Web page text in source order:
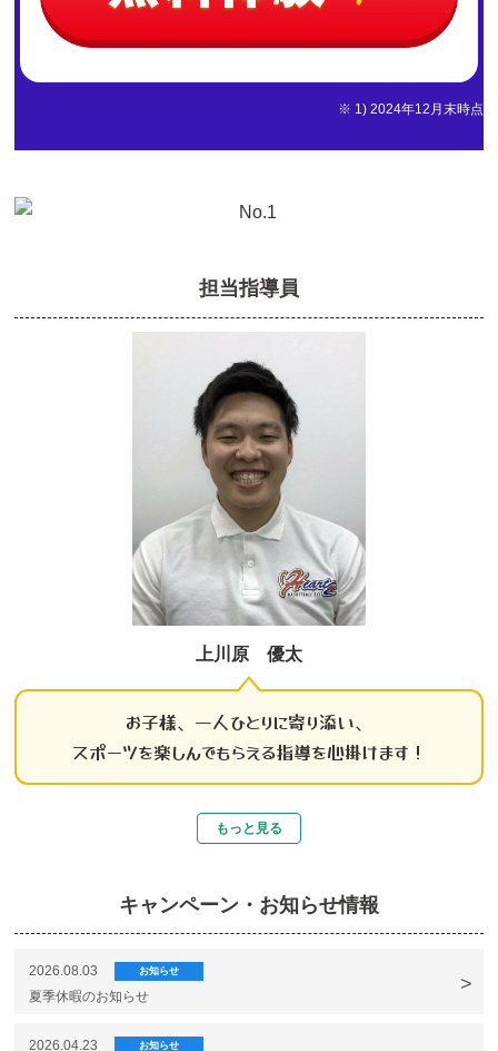
※ 1) 2024年12月末時点
担当指導員
上川原 優太
お子様、一人ひとりに寄り添い、
スポーツを楽しんでもらえる指導を心掛けます！
もっと見る
キャンペーン・お知らせ情報
2026.08.03 お知らせ
夏季休暇のお知らせ
2026.04.23 お知らせ